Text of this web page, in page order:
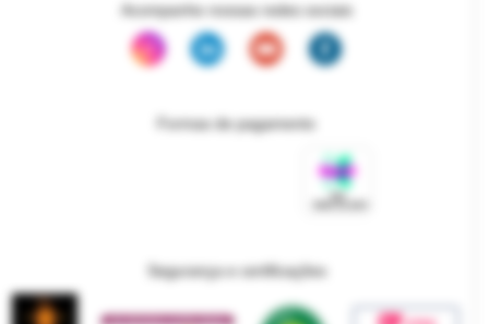
Acompanhe nossas redes sociais
Formas de pagamento
Segurança e certificações